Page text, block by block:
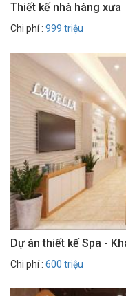
Thiết kế nhà hàng xưa
Chi phí : 999 triệu
Dự án thiết kế Spa -
Chi phí : 600 triệu